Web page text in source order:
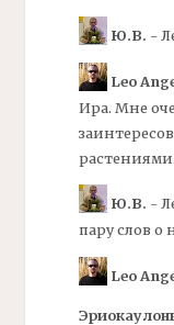
Ю.В. -
Leo
Ира. Мне
растениями.
Ю.В. -
пару слов о
Leo